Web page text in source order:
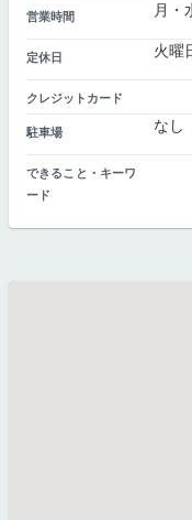
営業時間 月・
定休日 火曜
クレジットカード
駐車場 なし
できること・キーワ
ード